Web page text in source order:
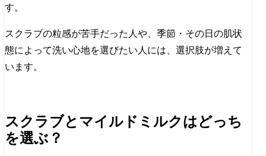
す。
スクラブの粒感が苦手だった人や、季節・その日の肌状
態によって洗い心地を選びたい人には、選択肢が増えて
います。
スクラブとマイルドミルクはどっち
を選ぶ？